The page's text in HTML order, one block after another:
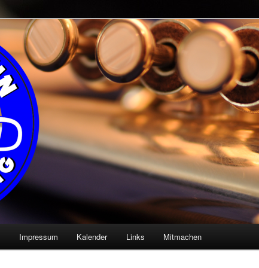
ochtendung.de
e.V.
Impressum Kalender Links Mitmachen